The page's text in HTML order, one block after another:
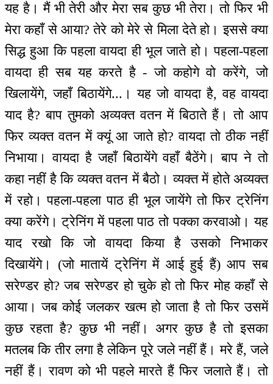
यह है। मैं भी तेरी और मेरा सब कुछ भी तेरा। तो फिर भी
मेरा कहाँ से आया? तेरे को मेरे से मिला देते हो। इससे क्या
सिद्ध हुआ कि पहला वायदा ही भूल जाते हो। पहला-पहला
वायदा ही सब यह करते है - जो कहोगे वो करेंगे, जो
खिलायेंगे, जहाँ बिठायेंगे...। यह जो वायदा है, वह वायदा
याद है? बाप तुमको अव्यक्त वतन में बिठाते हैं। तो आप
फिर व्यक्त वतन में क्यूं आ जाते हो? वायदा तो ठीक नहीं
निभाया। वायदा है जहाँ बिठायेंगे वहाँ बैठेंगे। बाप ने तो
कहा नहीं है कि व्यक्त वतन में बैठो। व्यक्त में होते अव्यक्त
में रहो। पहला-पहला पाठ ही भूल जायेंगे तो फिर ट्रेनिंग
क्या करेंगे। ट्रेनिंग में पहला पाठ तो पक्का करवाओ। यह
याद रखो कि जो वायदा किया है उसको निभाकर
दिखायेंगे। (जो मातायें ट्रेनिंग में आई हुई हैं) आप सब
सरेण्डर हो? जब सरेण्डर हो चुके हो तो फिर मोह कहाँ से
आया। जब कोई जलकर खत्म हो जाता है तो फिर उसमें
कुछ रहता है? कुछ भी नहीं। अगर कुछ है तो इसका
मतलब कि तीर लगा है लेकिन पूरे जले नहीं हैं। मरे हैं, जले
नहीं हैं। रावण को भी पहले मारते हैं फिर जलाते हैं। तो